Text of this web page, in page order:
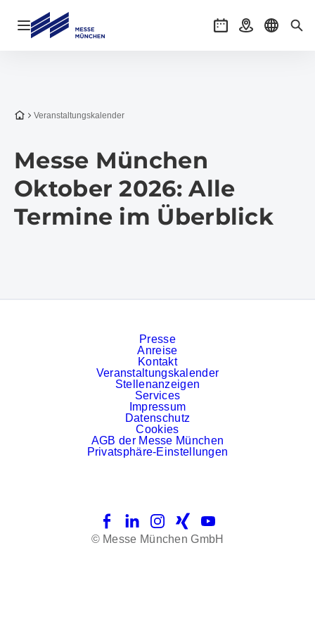
Navigation öffnen Veranstaltungen
AnreiseSprache
Zur Startseite
Veranstaltungs­kalender
Messe München
Oktober 2026: Alle
Termine im Überblick
Presse
Anreise
Kontakt
Veranstaltungskalender
Stellenanzeigen
Services
Impressum
Datenschutz
Cookies
AGB der Messe München
Privatsphäre-Einstellungen
FacebookLinkedInInstagram
Xing
YouTube
© Messe München GmbH